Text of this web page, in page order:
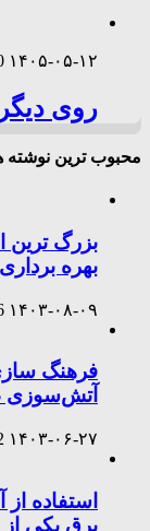
۱۴۰۵-۰۵-۱۲
روی
محبوب ترین نوشته
بزرگ ترین
بهره
۱۴۰۳-۰۸-۰۹
آتش‌سوزی
۱۴۰۳-۰۶-۲۷
استفاده
برق یکی